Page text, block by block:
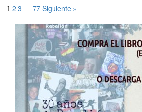
1 2 3 … 77 Siguiente »